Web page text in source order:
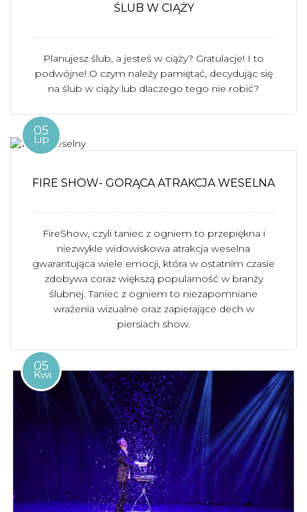
ŚLUB W CIĄŻY
Planujesz ślub, a jesteś w ciąży? Gratulacje! I to
podwójne! O czym należy pamiętać, decydując się
na ślub w ciąży lub dlaczego tego nie robić?
05
Lip
FIRE SHOW- GORĄCA ATRAKCJA WESELNA
FireShow, czyli taniec z ogniem to przepiękna i
niezwykle widowiskowa atrakcja weselna
gwarantująca wiele emocji, która w ostatnim czasie
zdobywa coraz większą popularność w branży
ślubnej. Taniec z ogniem to niezapomniane
wrażenia wizualne oraz zapierające dech w
piersiach show.
05
Kwi